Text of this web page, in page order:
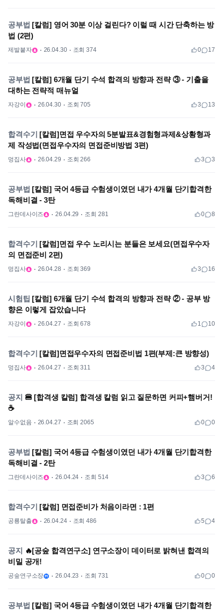
공부법 [칼럼] 영어 30분 이상 걸린다? 이럴 때 시간 단축하는 방
법 (2편)
제발붙자 26.04.30 조회 374 0 17
공부법 [칼럼] 6개월 단기 수석 합격의 방향과 전략 ③ - 기출을
대하는 전략적 매뉴얼
자강이 26.04.30 조회 705 3 13
합격수기 [칼럼]면접 우수자의 5분발표&경험형과제&상황형과
제 작성법(면접우수자의 면접준비방법 3편)
멍집사 26.04.29 조회 266 3 3
공부법 [칼럼] 국어 4등급 수험생이였던 내가 4개월 단기합격한
독해비결 - 3탄
그란데사이즈 26.04.29 조회 281 0 8
합격수기 [칼럼]면접 우수 노리시는 분들은 보세요(면접우수자
의 면접준비 2편)
멍집사 26.04.28 조회 369 3 16
시험팁 [칼럼] 6개월 단기 수석 합격의 방향과 전략 ② - 공부 방
향은 이렇게 잡았습니다
자강이 26.04.27 조회 678 1 10
합격수기 [칼럼]면접우수자의 면접준비법 1편(부제:큰 방향성)
멍집사 26.04.27 조회 311 3 4
공지 🍔 [합격생 칼럼] 합격생 칼럼 읽고 질문하면 커피+햄버거!
☕
알수없음 26.04.27 조회 2065 0 0
공부법 [칼럼] 국어 4등급 수험생이였던 내가 4개월 단기합격한
독해비결 - 2탄
그란데사이즈 26.04.24 조회 514 3 6
합격수기 [칼럼] 면접준비가 처음이라면 : 1편
공룡탈출 26.04.24 조회 486 5 4
공지
🔥[공숲 합격연구소] 연구소장이 데이터로 밝혀낸 합격의
비밀 공개!
공숲연구소장 26.04.23 조회 731 0 0
공부법 [칼럼] 국어 4등급 수험생이였던 내가 4개월 단기합격한